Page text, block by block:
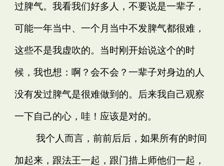
过脾气。我看我们好多人，不要说是一辈子，
可能一年当中、一个月当中不发脾气都很难，
这些不是我虚吹的。当时刚开始说这个的时
候，我也想：啊？会不会？一辈子对身边的人
没有发过脾气是很难做到的。后来我自己观察
一下自己的心，哇！应该是对的。
我个人而言，前前后后，如果所有的时间
加起来，跟法王一起，跟门措上师他们一起，